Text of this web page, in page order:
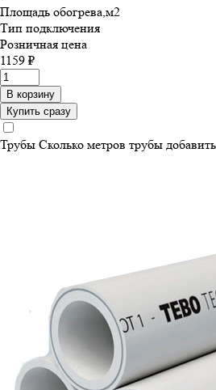
Площадь обогрева,м2
Тип подключения
Розничная цена
1159 ₽
В корзину
Купить сразу
Трубы Сколько метров трубы